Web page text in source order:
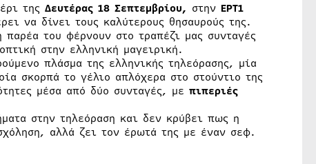
της Δευτέρας 18 Σεπτεμβρίου, στην ΕΡΤ1
να δίνει τους καλύτερους θησαυρούς της.
του φέρνουν στο τραπέζι μας συνταγές
στην ελληνική μαγειρική.
πλάσμα της ελληνικής τηλεόρασης, μία
σκορπά το γέλιο απλόχερα στο στούντιο της
μέσα από δύο συνταγές, με πιπεριές
στην τηλεόραση και δεν κρύβει πως η
αλλά ζει τον έρωτά της με έναν σεφ.